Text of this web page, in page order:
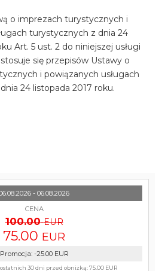
o imprezach turystycznych i
turystycznych z dnia 24
Art. 5 ust. 2 do niniejszej usługi
się przepisów Ustawy o
i powiązanych usługach
24 listopada 2017 roku.
- 06.08.2026
CENA
100.00 EUR
75.00 EUR
Promocja: -25.00 EUR
30 dni przed obniżką:75.00 EUR